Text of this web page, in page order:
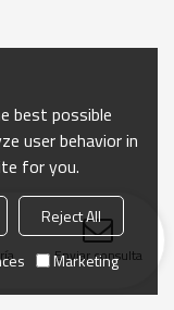
Enviar consulta
best possible
user behavior in
for you.
Reject All
Marketing